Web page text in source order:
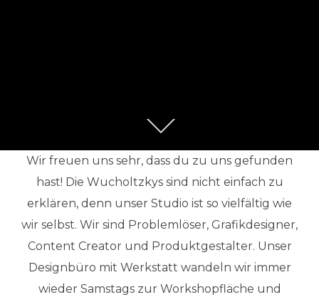
Zum
Inhalt
scrollen
Wir freuen uns sehr, dass du zu uns gefunden
hast! Die Wucholtzkys sind nicht einfach zu
erklären, denn unser Studio ist so vielfältig wie
wir selbst. Wir sind Problemlöser, Grafikdesigner,
Content Creator und Produktgestalter. Unser
Designbüro mit Werkstatt wandeln wir immer
wieder Samstags zur Workshopfläche und